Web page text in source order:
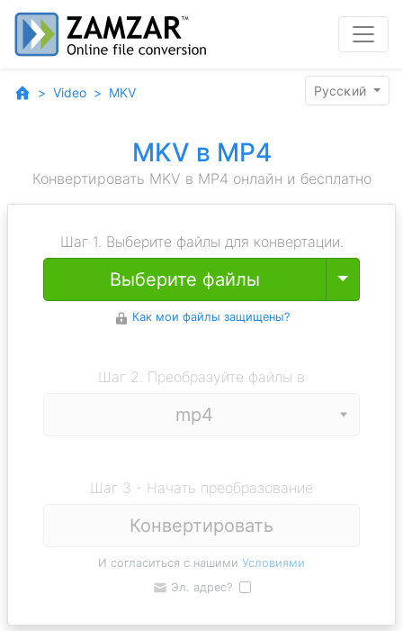
Video MKV Pyccĸий
MKV в MP4
Конвертировать MKV в MP4 онлайн и бесплатно
Шаг 1. Выберите файлы для конвертации.
Выберите файлы Toggle
Как мои файлы защищены?
Шаг 2. Преобразуйте файлы в
Шаг 3 - Начать преобразование
Конвертировать
И согласиться с нашими Условиями
Эл. адрес?